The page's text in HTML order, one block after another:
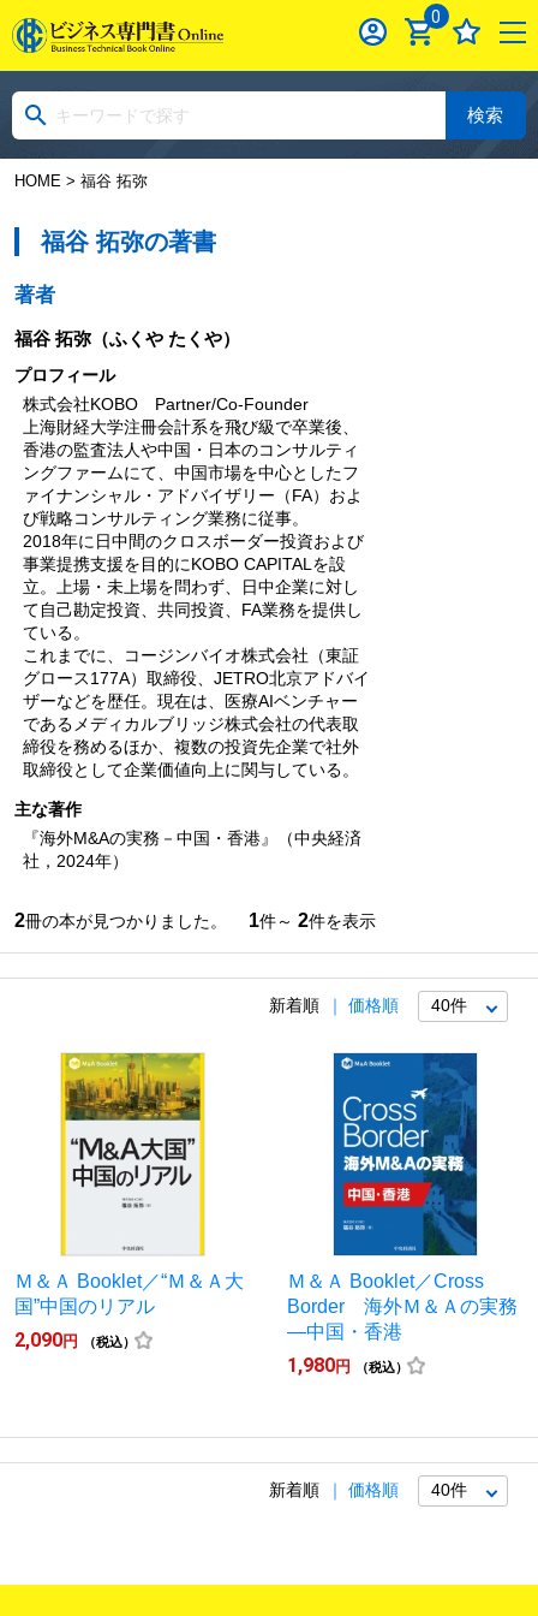
0
検索
HOME> 福谷 拓弥
福谷 拓弥の著書
著者
福谷 拓弥（ふくや たくや）
プロフィール
株式会社KOBO Partner/Co-Founder
上海財経大学注冊会計系を飛び級で卒業後、
香港の監査法人や中国・日本のコンサルティ
ングファームにて、中国市場を中心としたフ
ァイナンシャル・アドバイザリー（FA）およ
び戦略コンサルティング業務に従事。
2018年に日中間のクロスボーダー投資および
事業提携支援を目的にKOBO CAPITALを設
立。上場・未上場を問わず、日中企業に対し
て自己勘定投資、共同投資、FA業務を提供し
ている。
これまでに、コージンバイオ株式会社（東証
グロース177A）取締役、JETRO北京アドバイ
ザーなどを歴任。現在は、医療AIベンチャー
であるメディカルブリッジ株式会社の代表取
締役を務めるほか、複数の投資先企業で社外
取締役として企業価値向上に関与している。
主な著作
『海外M&Aの実務－中国・香港』（中央経済
社，2024年）
2冊の本が見つかりました。 1件～ 2件を表示
新着順 価格順
Ｍ＆Ａ Booklet／“Ｍ＆Ａ大
国”中国のリアル
2,090円 （税込）
Ｍ＆Ａ Booklet／Cross
Border 海外Ｍ＆Ａの実務
―中国・香港
1,980円 （税込）
新着順 価格順